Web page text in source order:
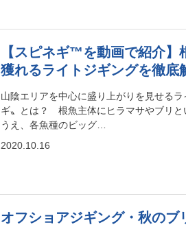
【スピネギ™を動画で紹介】
獲れるライトジギングを徹底
山陰エリアを中心に盛り上がりを見せる
ギ〟とは？ 根魚主体にヒラマサやブリと
うえ、各魚種のビッグ…
2020.10.16
オフショアジギング・秋のブ